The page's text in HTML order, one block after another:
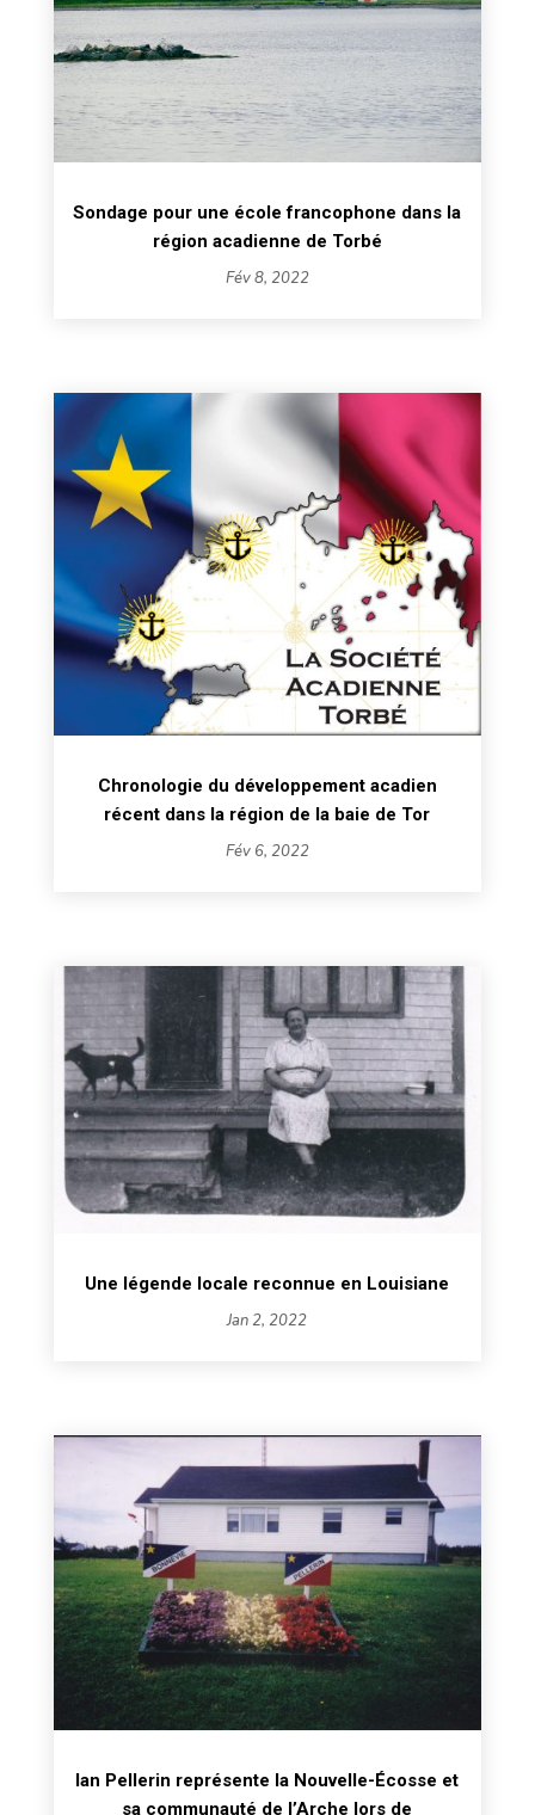
Sondage pour une école francophone dans la
région acadienne de Torbé
Fév 8, 2022
Chronologie du développement acadien
récent dans la région de la baie de Tor
Fév 6, 2022
Une légende locale reconnue en Louisiane
Jan 2, 2022
Ian Pellerin représente la Nouvelle-Écosse et
sa communauté de l’Arche lors de